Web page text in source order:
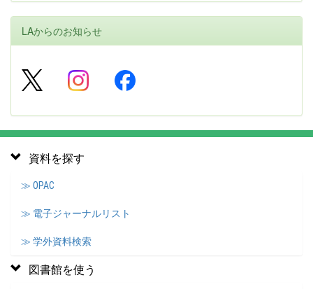
LAからのお知らせ
資料を探す
≫ OPAC
≫ 電子ジャーナルリスト
≫ 学外資料検索
図書館を使う